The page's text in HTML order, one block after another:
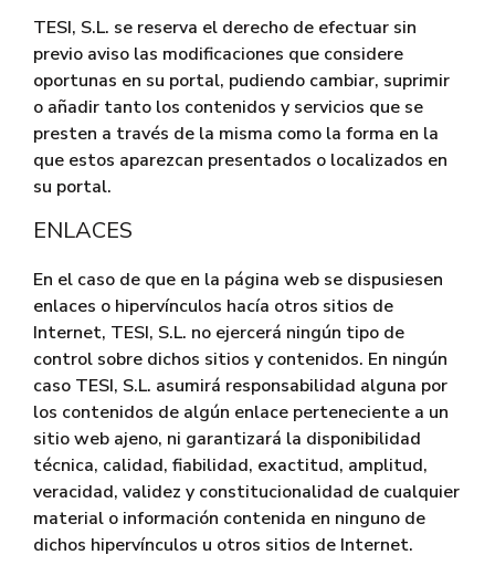
TESI, S.L. se reserva el derecho de efectuar sin
previo aviso las modificaciones que considere
oportunas en su portal, pudiendo cambiar, suprimir
o añadir tanto los contenidos y servicios que se
presten a través de la misma como la forma en la
que estos aparezcan presentados o localizados en
su portal.
ENLACES
En el caso de que en la página web se dispusiesen
enlaces o hipervínculos hacía otros sitios de
Internet, TESI, S.L. no ejercerá ningún tipo de
control sobre dichos sitios y contenidos. En ningún
caso TESI, S.L. asumirá responsabilidad alguna por
los contenidos de algún enlace perteneciente a un
sitio web ajeno, ni garantizará la disponibilidad
técnica, calidad, fiabilidad, exactitud, amplitud,
veracidad, validez y constitucionalidad de cualquier
material o información contenida en ninguno de
dichos hipervínculos u otros sitios de Internet.